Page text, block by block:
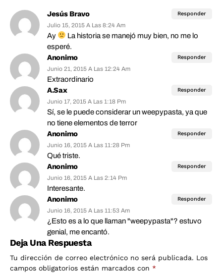
Jesús Bravo
Julio 15, 2015 A Las 8:24 Am
Ay
La historia se manejó muy bien, no me lo
esperé.
Responder
Anonimo
Junio 21, 2015 A Las 12:24 Am
Extraordinario
Responder
A.Sax
Junio 17, 2015 A Las 1:18 Pm
Sí, se le puede considerar un weepypasta, ya que
no tiene elementos de terror
Responder
Anonimo
Junio 16, 2015 A Las 11:28 Pm
Qué triste.
Responder
Anonimo
Junio 16, 2015 A Las 2:14 Pm
Interesante.
Responder
Anonimo
Junio 16, 2015 A Las 11:53 Am
¿Esto es a lo que llaman "weepypasta"? estuvo
genial, me encantó.
Responder
Deja Una Respuesta
Tu dirección de correo electrónico no será publicada. Los
campos obligatorios están marcados con *